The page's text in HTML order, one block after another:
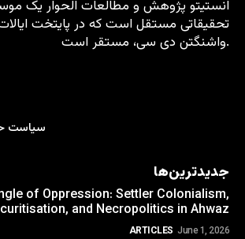
انستیتو پژوهش و مطالعات الحوار یک
تحقیقاتی مستقل است که در پایتخت
واشنگتن دی سی، مستقر است.
سیاست
جدیدترین‌ها
of Oppression: Settler Colonialism,
and Necropolitics in Ahwaz
ARTICLES June 1, 2026